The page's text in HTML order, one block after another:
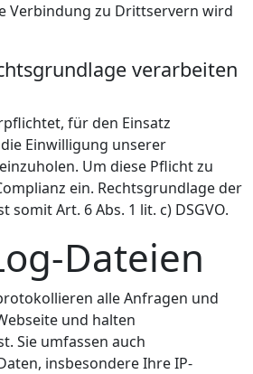
Verbindung zu Drittservern wird
verarbeiten
für den Einsatz
Einwilligung unserer
Um diese Pflicht zu
ein. Rechtsgrundlage der
Art. 6 Abs. 1 lit. c) DSGVO.
Dateien
alle Anfragen und
und halten
Sie umfassen auch
insbesondere Ihre IP-